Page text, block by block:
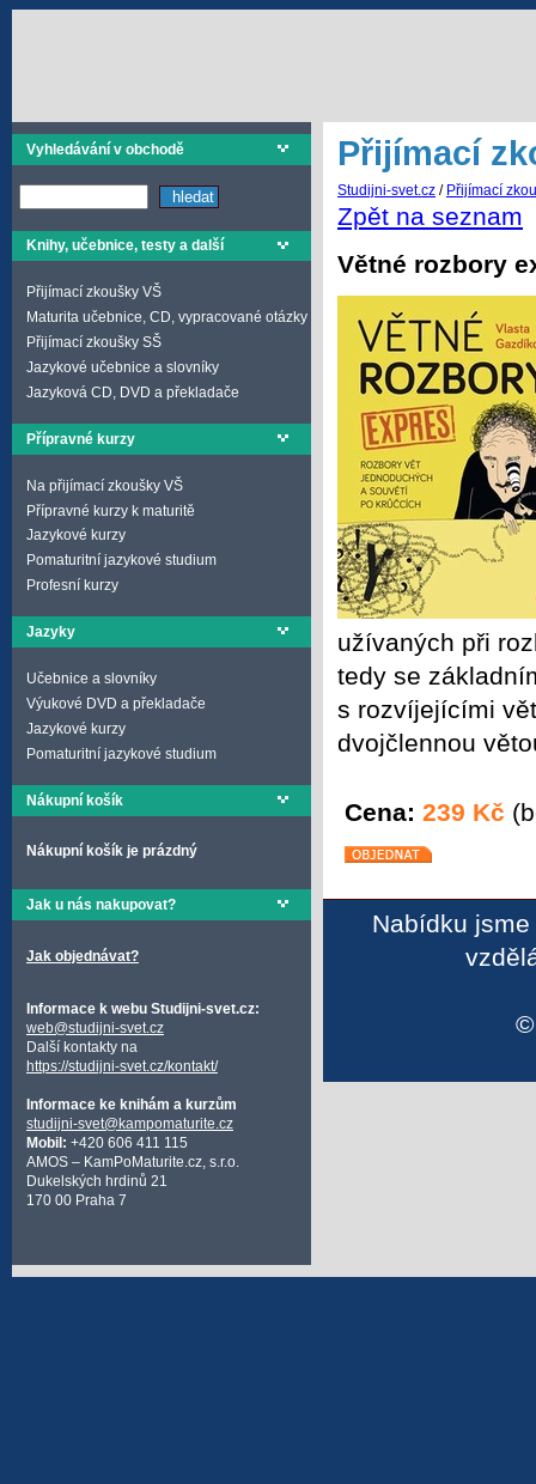
Vyhledávání v obchodě
Knihy, učebnice, testy a další
Přijímací zkoušky VŠ
Maturita učebnice, CD, vypracované otázky
Přijímací zkoušky SŠ
Jazykové učebnice a slovníky
Jazyková CD, DVD a překladače
Přípravné kurzy
Na přijímací zkoušky VŠ
Přípravné kurzy k maturitě
Jazykové kurzy
Pomaturitní jazykové studium
Profesní kurzy
Jazyky
Učebnice a slovníky
Výukové DVD a překladače
Jazykové kurzy
Pomaturitní jazykové studium
Nákupní košík
Nákupní košík je prázdný
Jak u nás nakupovat?
Jak objednávat?
Informace k webu Studijni-svet.cz:
web@studijni-svet.cz
Další kontakty na
https://studijni-svet.cz/kontakt/
Informace ke knihám a kurzům
studijni-svet@kampomaturite.cz
Mobil: +420 606 411 115
AMOS – KamPoMaturite.cz, s.r.o.
Dukelských hrdinů 21
170 00 Praha 7
Přijímací
Studijni-svet.cz / Přijímací
Zpět na seznam
Větné rozbory
užívaných při
tedy se
s rozvíjejícími
dvojčlennou
Cena: 239 Kč
Nabídku